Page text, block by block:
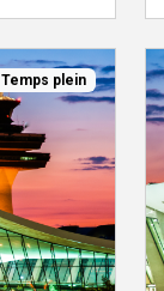
Temps plein